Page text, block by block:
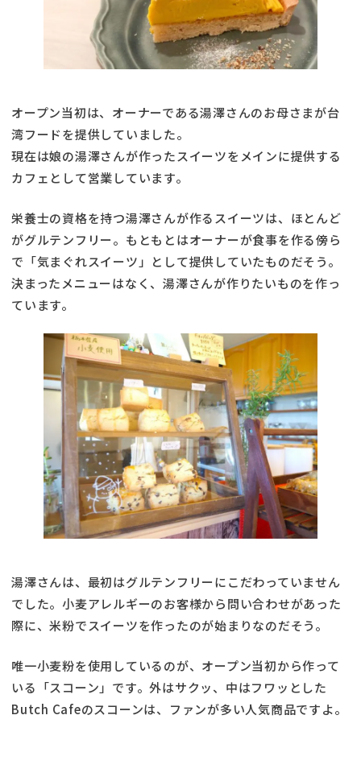
オープン当初は、オーナーである湯澤さんのお母さまが台
湾フードを提供していました。
現在は娘の湯澤さんが作ったスイーツをメインに提供する
カフェとして営業しています。
栄養士の資格を持つ湯澤さんが作るスイーツは、ほとんど
がグルテンフリー。もともとはオーナーが食事を作る傍ら
で「気まぐれスイーツ」として提供していたものだそう。
決まったメニューはなく、湯澤さんが作りたいものを作っ
ています。
湯澤さんは、最初はグルテンフリーにこだわっていません
でした。小麦アレルギーのお客様から問い合わせがあった
際に、米粉でスイーツを作ったのが始まりなのだそう。
唯一小麦粉を使用しているのが、オープン当初から作って
いる「スコーン」です。外はサクッ、中はフワッとした
Butch Cafeのスコーンは、ファンが多い人気商品ですよ。